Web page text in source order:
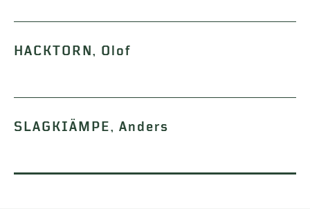
HACKTORN, Olof
SLAGKIÄMPE, Anders